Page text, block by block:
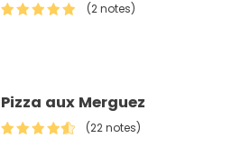
(2 notes)
Pizza aux Merguez
(22 notes)